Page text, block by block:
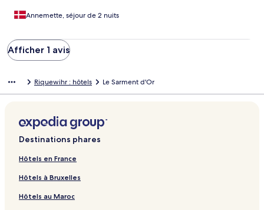
Annemette, séjour de 2 nuits
Afficher 1 avis
Riquewihr : hôtels Le Sarment d'Or
Destinations phares
Hôtels en France
Hôtels à Bruxelles
Hôtels au Maroc